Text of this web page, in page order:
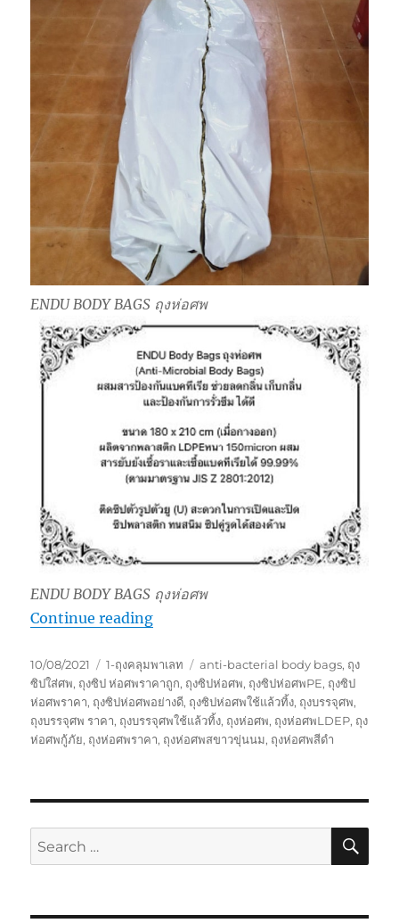
ENDU BODY BAGS ถุงห่อศพ
ENDU BODY BAGS ถุงห่อศพ
Continue reading“ENDU BODY BAGS ถุงห่อศพ”
Posted
on
10/08/2021 Categories
1-ถุงคลุมพาเลท Tags
anti-bacterial body bags, ถุง
ซิปใส่ศพ, ถุงซิป ห่อศพราคาถูก, ถุงซิปห่อศพ, ถุงซิปห่อศพPE, ถุงซิป
ห่อศพราคา, ถุงซิปห่อศพอย่างดี, ถุงซิปห่อศพใช้แล้วทิ้ง, ถุงบรรจุศพ,
ถุงบรรจุศพ ราคา, ถุงบรรจุศพใช้แล้วทิ้ง, ถุงห่อศพ, ถุงห่อศพLDEP, ถุง
ห่อศพกู้ภัย, ถุงห่อศพราคา, ถุงห่อศพสขาวขุ่นนม, ถุงห่อศพสีดำ
Search
for: